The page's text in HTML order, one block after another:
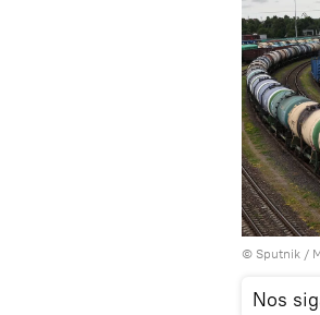
© Sputnik /
Nos